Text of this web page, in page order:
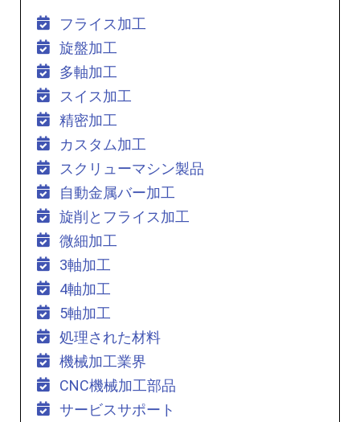
フライス加工
旋盤加工
多軸加工
スイス加工
精密加工
カスタム加工
スクリューマシン製品
自動金属バー加工
旋削とフライス加工
微細加工
3軸加工
4軸加工
5軸加工
処理された材料
機械加工業界
CNC機械加工部品
サービスサポート